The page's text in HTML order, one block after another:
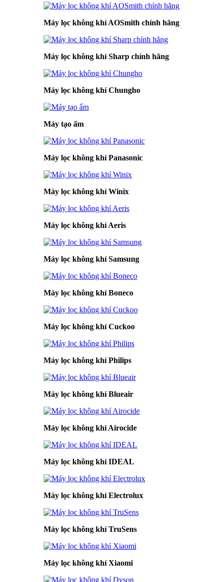
Máy lọc không khí AOSmith chính hãng
Máy lọc không khí Sharp chính hãng
Máy lọc không khí Chungho
Máy tạo ẩm
Máy lọc không khí Panasonic
Máy lọc không khí Winix
Máy lọc không khí Aeris
Máy lọc không khí Samsung
Máy lọc không khí Boneco
Máy lọc không khí Cuckoo
Máy lọc không khí Philips
Máy lọc không khí Blueair
Máy lọc không khí Airocide
Máy lọc không khí IDEAL
Máy lọc không khí Electrolux
Máy lọc không khí TruSens
Máy lọc không khí Xiaomi